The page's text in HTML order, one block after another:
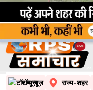
टॉप न्यूज़ राज्य-शहर